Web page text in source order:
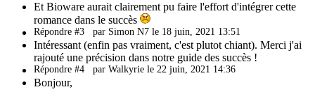
Et Bioware aurait clairement pu faire l'effort d'intégrer cette
romance dans le succès
Répondre #3 par Simon N7 le 18 juin, 2021 13:51
Intéressant (enfin pas vraiment, c'est plutot chiant). Merci j'ai
rajouté une précision dans notre guide des succès !
Répondre #4 par Walkyrie le 22 juin, 2021 14:36
Bonjour,